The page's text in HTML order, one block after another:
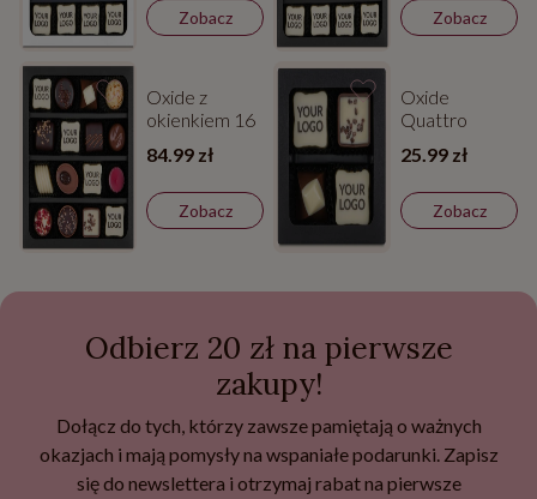
Zobacz Zobacz
Oxide z
okienkiem 16
84.99 zł
Zobacz
Oxide
Quattro
25.99 zł
Zobacz
Odbierz 20 zł na pierwsze
zakupy!
Dołącz do tych, którzy zawsze pamiętają o ważnych
okazjach i mają pomysły na wspaniałe podarunki. Zapisz
się do newslettera i otrzymaj rabat na pierwsze